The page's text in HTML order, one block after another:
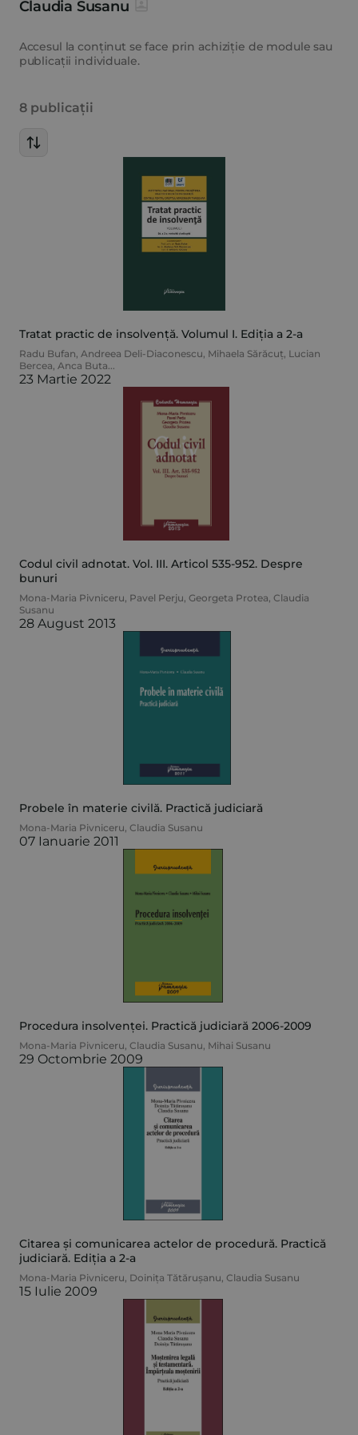
Claudia Susanu
Accesul la conținut se face prin achiziție de module sau
publicații individuale.
8 publicații
Tratat practic de insolvență. Volumul I. Ediția a 2-a
Radu Bufan, Andreea Deli-Diaconescu, Mihaela Sărăcuț, Lucian
Bercea, Anca Buta...
23 Martie 2022
Codul civil adnotat. Vol. III. Articol 535-952. Despre
bunuri
Mona-Maria Pivniceru, Pavel Perju, Georgeta Protea, Claudia
Susanu
28 August 2013
Probele în materie civilă. Practică judiciară
Mona-Maria Pivniceru, Claudia Susanu
07 Ianuarie 2011
Procedura insolvenței. Practică judiciară 2006-2009
Mona-Maria Pivniceru, Claudia Susanu, Mihai Susanu
29 Octombrie 2009
Citarea și comunicarea actelor de procedură. Practică
judiciară. Ediția a 2-a
Mona-Maria Pivniceru, Doinița Tătărușanu, Claudia Susanu
15 Iulie 2009